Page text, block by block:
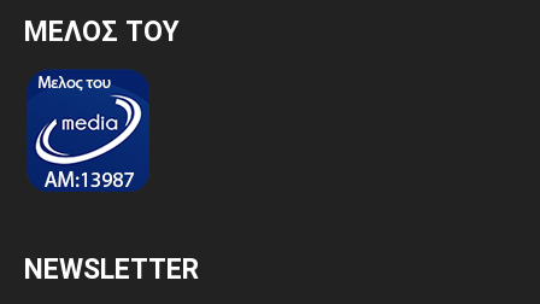
MEΛΟΣ ΤΟΥ
NEWSLETTER